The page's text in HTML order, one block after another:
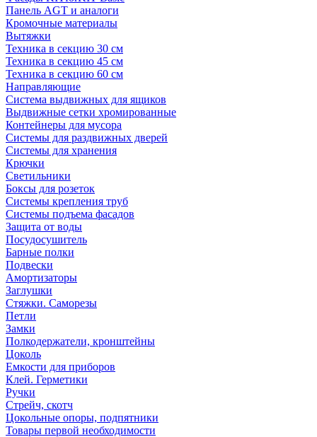
Панель AGT и аналоги
Кромочные материалы
Вытяжки
Техника в секцию 30 см
Техника в секцию 45 см
Техника в секцию 60 см
Направляющие
Система выдвижных для ящиков
Выдвижные сетки хромированные
Контейнеры для мусора
Системы для раздвижных дверей
Системы для хранения
Крючки
Светильники
Боксы для розеток
Системы крепления труб
Системы подъема фасадов
Защита от воды
Посудосушитель
Барные полки
Подвески
Амортизаторы
Заглушки
Стяжки. Саморезы
Петли
Замки
Полкодержатели, кронштейны
Цоколь
Емкости для приборов
Клей. Герметики
Ручки
Стрейч, скотч
Цокольные опоры, подпятники
Товары первой необходимости